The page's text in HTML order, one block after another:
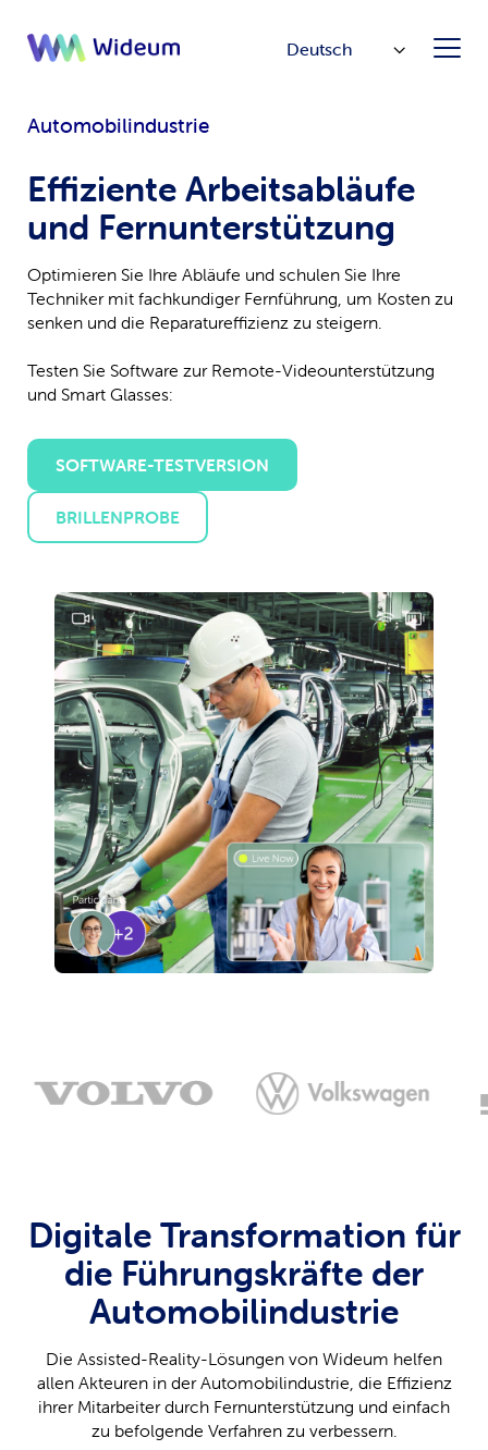
Deutsch
Automobilindustrie
Effiziente Arbeitsabläufe
und Fernunterstützung
Optimieren Sie Ihre Abläufe und schulen Sie Ihre
Techniker mit fachkundiger Fernführung, um Kosten zu
senken und die Reparatureffizienz zu steigern.
Testen Sie Software zur Remote-Videounterstützung
und Smart Glasses:
SOFTWARE-TESTVERSION
BRILLENPROBE
Digitale Transformation für
die Führungskräfte der
Automobilindustrie
Die Assisted-Reality-Lösungen von Wideum helfen
allen Akteuren in der Automobilindustrie, die Effizienz
ihrer Mitarbeiter durch Fernunterstützung und einfach
zu befolgende Verfahren zu verbessern.